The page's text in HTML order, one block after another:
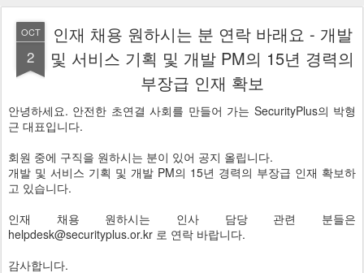
OCT
2
인재 채용 원하시는 분 연락 바래요 - 개발
및 서비스 기획 및 개발 PM의 15년 경력의
부장급 인재 확보
안녕하세요. 안전한 초연결 사회를 만들어 가는 SecurityPlus의 박형
근 대표입니다.
회원 중에 구직을 원하시는 분이 있어 공지 올립니다.
개발 및 서비스 기획 및 개발 PM의 15년 경력의 부장급 인재 확보하
고 있습니다.
인재 채용 원하시는 인사 담당 관련 분들은
helpdesk@securityplus.or.kr 로 연락 바랍니다.
감사합니다.